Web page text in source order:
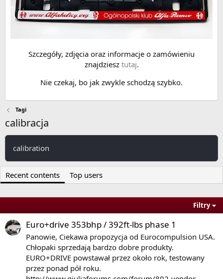
Szczegóły, zdjęcia oraz informacje o zamówieniu
znajdziesz tutaj.
Nie czekaj, bo jak zwykle schodzą szybko.
Tagi
calibracja
calibration
Recent contents Top users
Filtry
Euro+drive 353bhp / 392ft-lbs phase 1
Panowie, Ciekawa propozycja od Eurocompulsion USA.
Chłopaki sprzedają bardzo dobre produkty.
EURO+DRIVE powstawał przez około rok, testowany
przez ponad pół roku.